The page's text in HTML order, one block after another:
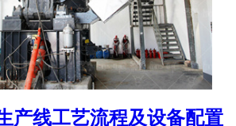
产线工艺流程及设备配置